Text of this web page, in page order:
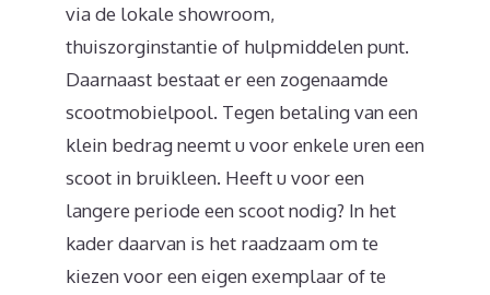
via de lokale showroom,
thuiszorginstantie of hulpmiddelen punt.
Daarnaast bestaat er een zogenaamde
scootmobielpool. Tegen betaling van een
klein bedrag neemt u voor enkele uren een
scoot in bruikleen. Heeft u voor een
langere periode een scoot nodig? In het
kader daarvan is het raadzaam om te
kiezen voor een eigen exemplaar of te